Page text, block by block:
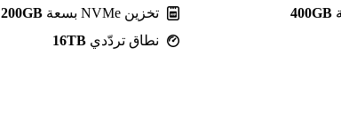
تخزين NVMe بسعة
200GB
نطاق تردّدي 16TB
400GB